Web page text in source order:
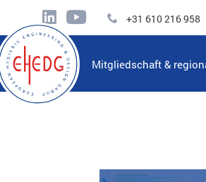
+31 610 216 958
Mitgliedschaft &